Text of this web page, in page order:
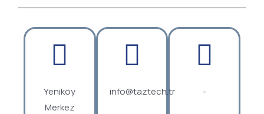
Yeniköy
Merkez
info@taztech.tr -